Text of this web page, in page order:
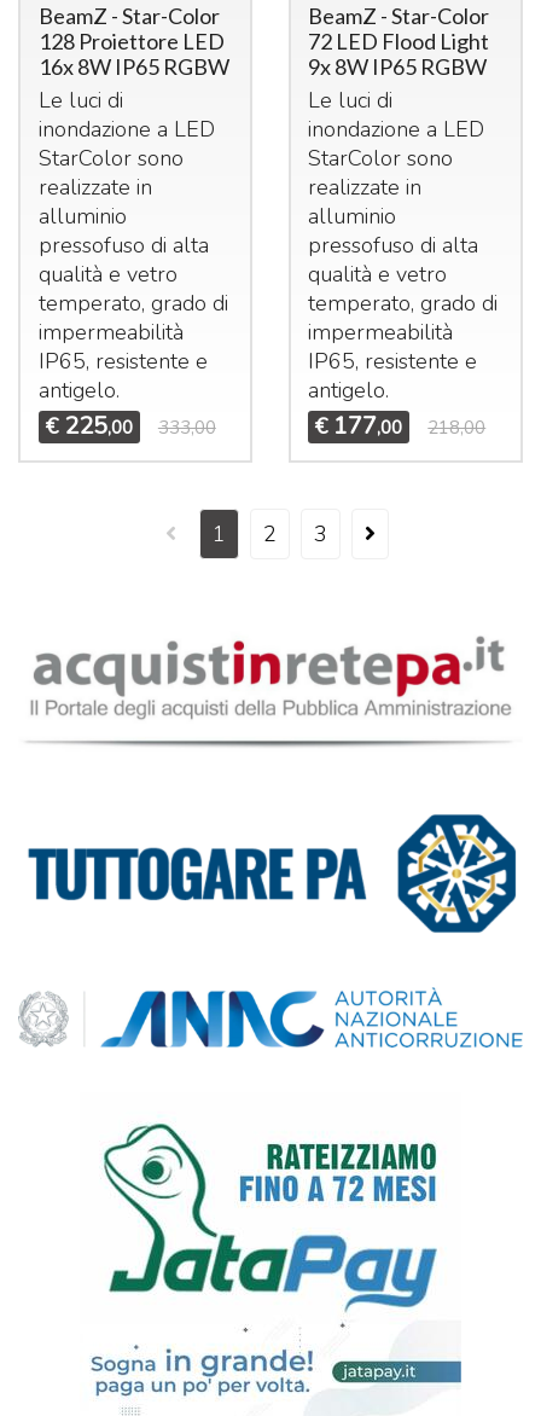
BeamZ - Star-Color
128 Proiettore LED
16x 8W IP65 RGBW
Le luci di
inondazione a LED
StarColor sono
realizzate in
alluminio
pressofuso di alta
qualità e vetro
temperato, grado di
impermeabilità
IP65, resistente e
antigelo.
€ 225,00 333,00
BeamZ - Star-Color
72 LED Flood Light
9x 8W IP65 RGBW
Le luci di
inondazione a LED
StarColor sono
realizzate in
alluminio
pressofuso di alta
qualità e vetro
temperato, grado di
impermeabilità
IP65, resistente e
antigelo.
€ 177,00 218,00
1 2 3